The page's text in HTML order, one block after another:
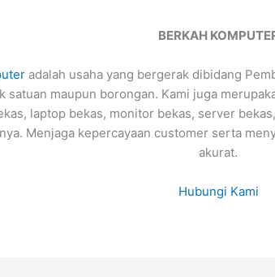
BERKAH
adalah usaha yang bergerak dibidang
satuan maupun borongan. Kami juga
laptop bekas, monitor bekas, server
Menjaga kepercayaan customer serta
akurat.
Hubungi Kami